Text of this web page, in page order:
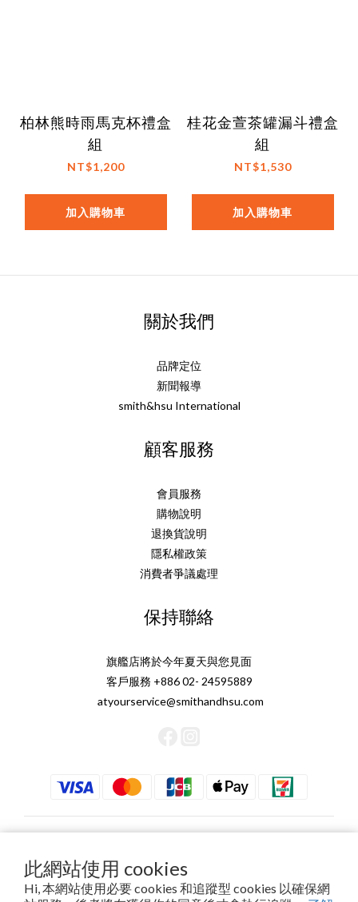
此網站使用 cookies
Hi, 本網站使用必要 cookies 和追蹤型 cookies 以確保網
柏林熊時雨馬克杯禮盒
組
NT$1,200
加入購物車
桂花金萱茶罐漏斗禮盒
組
NT$1,530
加入購物車
關於我們
品牌定位
新聞報導
smith&hsu International
顧客服務
會員服務
購物說明
退換貨說明
隱私權政策
消費者爭議處理
保持聯絡
旗艦店將於今年夏天與您見面
客戶服務 +886 02- 24595889
atyourservice@smithandhsu.com